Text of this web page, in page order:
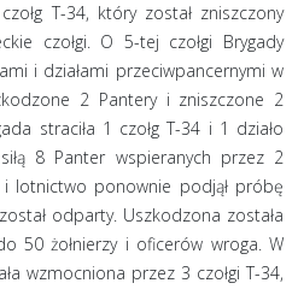
T-34, który został zniszczony
czołgi. O 5-tej czołgi Brygady
i działami przeciwpancernymi w
2 Pantery i zniszczone 2
straciła 1 czołg T-34 i 1 działo
8 Panter wspieranych przez 2
lotnictwo ponownie podjął próbę
odparty. Uszkodzona została
50 żołnierzy i oficerów wroga. W
wzmocniona przez 3 czołgi T-34,